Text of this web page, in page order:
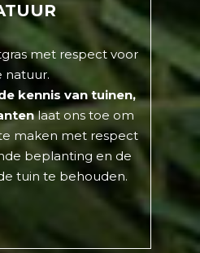
met respect voor
natuur.
kennis van tuinen,
laat ons toe om
maken met respect
beplanting en de
tuin te behouden.